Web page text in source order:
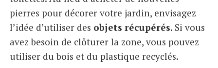
pierres pour décorer votre jardin, envisagez
l’idée d’utiliser des objets récupérés. Si vous
avez besoin de clôturer la zone, vous pouvez
utiliser du bois et du plastique recyclés.